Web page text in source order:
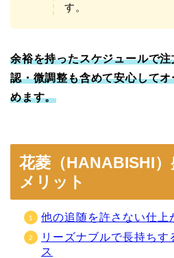
す。
余裕を持ったスケジュールで
認・微調整も含めて安心して
めます。
花菱（HANABISHI
メリット
他の追随を許さない仕上
リーズナブルで長持ちす
ス